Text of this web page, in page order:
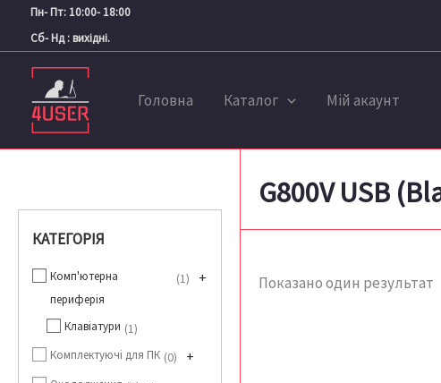
ПерейтиПн- Пт: 10:00- 18:00
Сб- Нд : вихідні.
Головна Каталог Мій акаунт
КАТЕГОРІЯ
Комп'ютерна
периферія
+
1
Клавіатури 1
Комплектуючі для ПК +
0
G800V USB
Показано один результат